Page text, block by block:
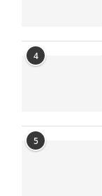
4
5